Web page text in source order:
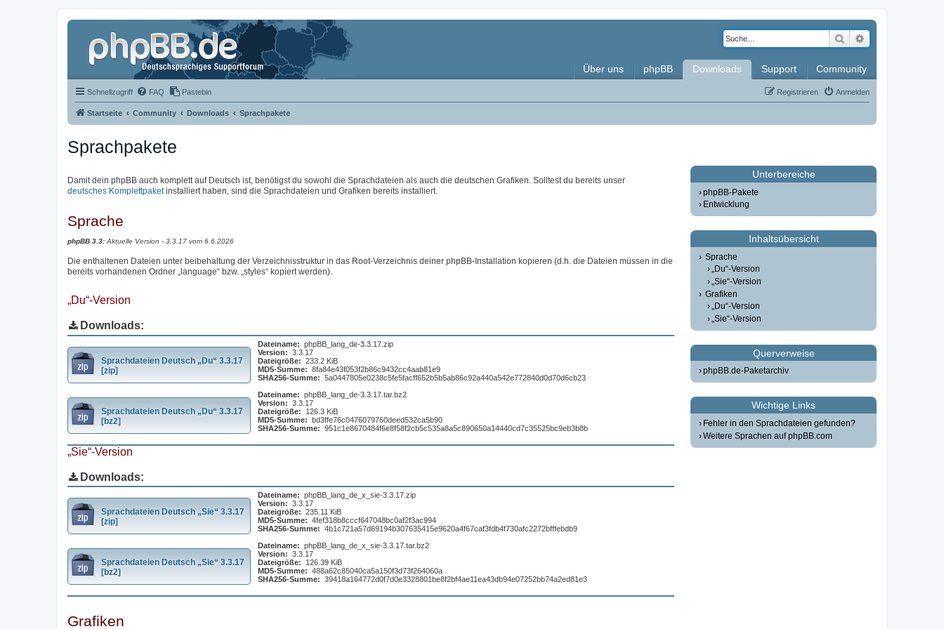
Suche
Über uns phpBB Downloads Support Community
Schnellzugriff FAQ Pastebin Anmelden
Registrieren
Startseite Community Downloads Sprachpakete
Sprachpakete
Damit dein phpBB auch komplett auf Deutsch ist, benötigst du sowohl die Sprachdateien als auch die deutschen Grafiken. Solltest du bereits unser
deutsches Komplettpaketinstalliert haben, sind die Sprachdateien und Grafiken bereits installiert.
Sprache
phpBB 3.3:Aktuelle Version - 3.3.17 vom 6.6.2026
Die enthaltenen Dateien unter beibehaltung der Verzeichnisstruktur in das Root-Verzeichnis deiner phpBB-Installation kopieren (d.h. die Dateien müssen in die
bereits vorhandenen Ordner „language“ bzw. „styles“ kopiert werden).
„Du“-Version
Downloads:
Sprachdateien Deutsch „Du“ 3.3.17
[zip]
Dateiname: phpBB_lang_de-3.3.17.zip
Version: 3.3.17
Dateigröße: 233.2 KiB
MD5-Summe: 8fa84e43f053f2b86c9432cc4aab81e9
SHA256-Summe: 5a0447805e0238c5fe5facff652b5b5ab86c92a440a542e772840d0d70d6cb23
Sprachdateien Deutsch „Du“ 3.3.17
[bz2]
Dateiname: phpBB_lang_de-3.3.17.tar.bz2
Version: 3.3.17
Dateigröße:
126.3 KiB
MD5-Summe: bd3ffe76c0476079760deed532ca5b90
SHA256-Summe: 951c1e8670484f6e8f58f2cb5c535a8a5c890650a14440cd7c35525bc9eb3b8b
„Sie“-Version
Downloads:
Sprachdateien Deutsch „Sie“ 3.3.17
[zip]
Dateiname: phpBB_lang_de_x_sie-3.3.17.zip
Version: 3.3.17
Dateigröße: 235.11 KiB
MD5-Summe: 4fef318b8cccf647048bc0af2f3ac994
SHA256-Summe: 4b1c721a57d69194b307635415e9620a4f67caf3fdb4f730afc2272bfffebdb9
Sprachdateien Deutsch „Sie“ 3.3.17
[bz2]
Dateiname: phpBB_lang_de_x_sie-3.3.17.tar.bz2
Version: 3.3.17
Dateigröße:
126.39 KiB
MD5-Summe: 488a62c85040ca5a150f3d73f264060a
SHA256-Summe: 39418a164772d0f7d0e3328801be8f2bf4ae11ea43db94e07252bb74a2ed81e3
Grafiken
Unterbereiche
phpBB-Pakete
Entwicklung
Inhaltsübersicht
Sprache
„Du“-Version
„Sie“-Version
Grafiken
„Du“-Version
„Sie“-Version
Querverweise
phpBB.de-Paketarchiv
Wichtige Links
Fehler in den Sprachdateien gefunden?
Weitere Sprachen auf phpBB.com